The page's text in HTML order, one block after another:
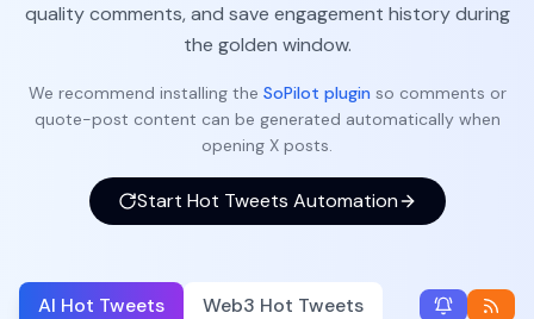
quality comments, and save engagement history during
the golden window.
We recommend installing the SoPilot plugin so comments or
quote-post content can be generated automatically when
opening X posts.
Start Hot Tweets Automation
AI Hot Tweets Web3 Hot Tweets